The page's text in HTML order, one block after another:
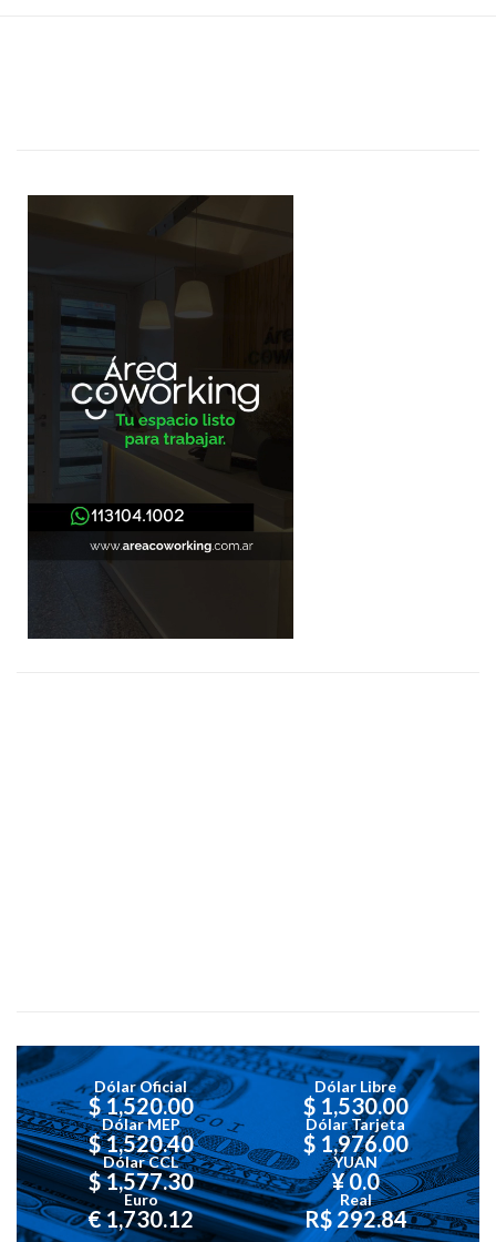
Dólar Oficial
$ 1,520.00
Dólar Libre
$ 1,530.00
Dólar MEP
$ 1,520.40
Dólar Tarjeta
$ 1,976.00
Dólar CCL
$ 1,577.30
YUAN
¥ 0.0
Euro
€ 1,730.12
Real
R$ 292.84